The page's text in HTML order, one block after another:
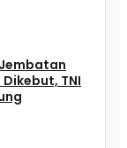
TNI